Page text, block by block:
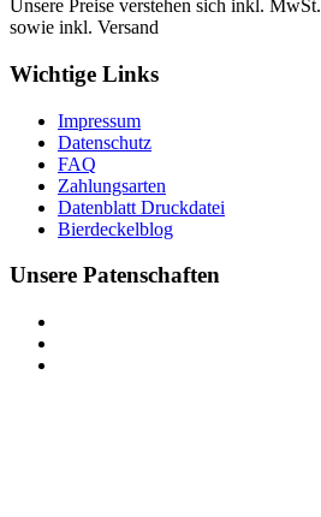
Unsere Preise verstehen sich inkl. MwSt.
sowie inkl. Versand
Wichtige Links
Impressum
Datenschutz
FAQ
Zahlungsarten
Datenblatt Druckdatei
Bierdeckelblog
Unsere Patenschaften